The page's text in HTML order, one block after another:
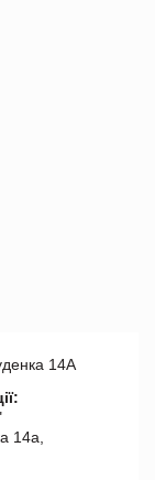
14А
14а,